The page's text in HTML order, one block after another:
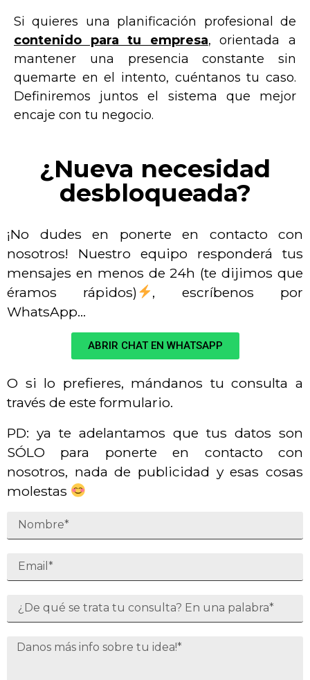
Si quieres una planificación profesional de
contenido para tu empresa, orientada a
mantener una presencia constante sin
quemarte en el intento, cuéntanos tu caso.
Definiremos juntos el sistema que mejor
encaje con tu negocio.
¿Nueva necesidad
desbloqueada?
¡No dudes en ponerte en contacto con
nosotros! Nuestro equipo responderá tus
mensajes en menos de 24h (te dijimos que
éramos rápidos)
, escríbenos por
WhatsApp…
ABRIR CHAT EN WHATSAPP
O si lo prefieres, mándanos tu consulta a
través de este formulario.
PD: ya te adelantamos que tus datos son
SÓLO para ponerte en contacto con
nosotros, nada de publicidad y esas cosas
molestas